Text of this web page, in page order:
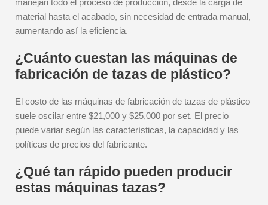
manejan todo el proceso de producción, desde la carga de
material hasta el acabado, sin necesidad de entrada manual,
aumentando así la eficiencia.
¿Cuánto cuestan las máquinas de
fabricación de tazas de plástico?
El costo de las máquinas de fabricación de tazas de plástico
suele oscilar entre $21,000 y $25,000 por set. El precio
puede variar según las características, la capacidad y las
políticas de precios del fabricante.
¿Qué tan rápido pueden producir
estas máquinas tazas?